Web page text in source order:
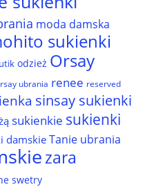
moda damska
sukienki
odzież Orsay
ubrania renee reserved
sinsay sukienki
sukienkie sukienki
damskieTanie ubrania
zara
swetry